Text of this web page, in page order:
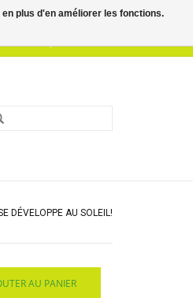
DÉVELOPPE AU SOLEIL!
AU PANIER
plus d'en améliorer les fonctions.